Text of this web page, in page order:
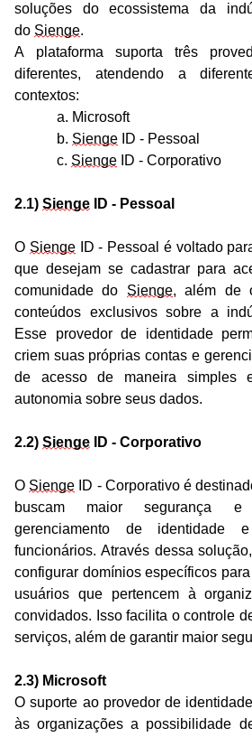
soluções do ecossistema da
do Sienge.
A plataforma suporta três
diferentes, atendendo a
contextos:
a. Microsoft
b. Sienge ID - Pessoal
c. Sienge ID - Corporativo
2.1) Sienge ID - Pessoal
O Sienge ID - Pessoal é voltado
que desejam se cadastrar para
comunidade do Sienge, além de
conteúdos exclusivos sobre a
Esse provedor de identidade
criem suas próprias contas e
de acesso de maneira simples
autonomia sobre seus dados.
2.2) Sienge ID - Corporativo
O Sienge ID - Corporativo é
buscam maior segurança e
gerenciamento de identidade
funcionários. Através dessa
configurar domínios específicos
usuários que pertencem à
convidados. Isso facilita o controle
serviços, além de garantir maior
2.3) Microsoft
O suporte ao provedor de
às organizações a possibilidade